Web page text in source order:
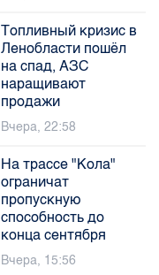
Топливный кризис в
Ленобласти пошёл
на спад, АЗС
наращивают
продажи
Вчера, 22:58
На трассе "Кола"
ограничат
пропускную
способность до
конца сентября
Вчера, 15:56